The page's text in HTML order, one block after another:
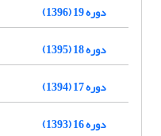
دوره 19 (1396)
دوره 18 (1395)
دوره 17 (1394)
دوره 16 (1393)